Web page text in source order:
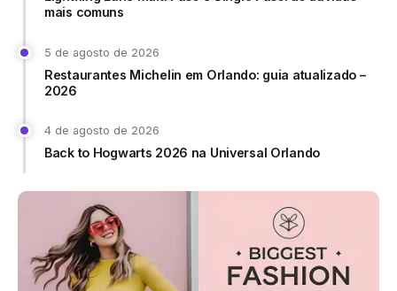
mais comuns
5 de agosto de 2026
Restaurantes Michelin em Orlando: guia atualizado –
2026
4 de agosto de 2026
Back to Hogwarts 2026 na Universal Orlando